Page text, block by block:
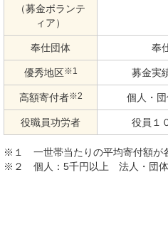
（募金ボランテ
ィア）
奉仕団体 奉
優秀地区※1 募金実
高額寄付者※2 個人・
役職員功労者 役員１
※１ 一世帯当たりの平均寄付額が
※２ 個人：5千円以上 法人・団体